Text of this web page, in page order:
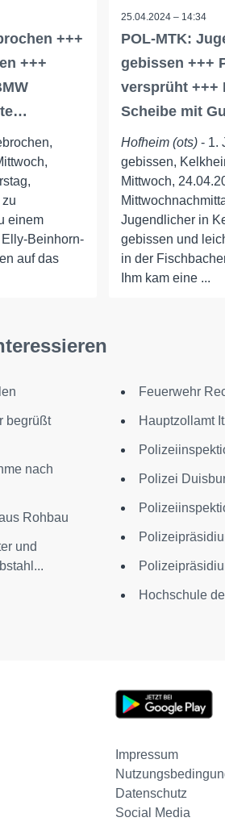
+++
+++
einem
Beinhorn-
auf das
25.04.2024 – 14:34
POL-MTK:
gebissen +++
versprüht +++
Scheibe mit
Hofheim (ots)- 1.
gebissen,
Mittwoch,
Jugendlicher in
gebissen und
in der
Ihm kam eine ...
begrüßt
nach
Rohbau
und
Feuerwehr
Hauptzollamt
Polizei
Hochschule
Impressum
Datenschutz
Social Media